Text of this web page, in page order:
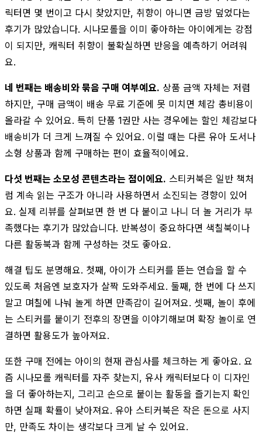
릭터면 몇 번이고 다시 찾았지만, 취향이 아니면 금방 덮었다는
후기가 많았습니다. 시나모롤을 이미 좋아하는 아이에게는 강점
이 되지만, 캐릭터 취향이 불확실하면 반응을 예측하기 어려워
요.
네 번째는 배송비와 묶음 구매 여부예요. 상품 금액 자체는 저렴
하지만, 구매 금액이 배송 무료 기준에 못 미치면 체감 총비용이
올라갈 수 있어요. 특히 단품 1권만 사는 경우에는 할인 체감보다
배송비가 더 크게 느껴질 수 있어요. 이럴 때는 다른 유아 도서나
소형 상품과 함께 구매하는 편이 효율적이에요.
다섯 번째는 소모성 콘텐츠라는 점이에요. 스티커북은 일반 책처
럼 계속 읽는 구조가 아니라 사용하면서 소진되는 경향이 있어
요. 실제 리뷰를 살펴보면 한 번 다 붙이고 나니 더 놀 거리가 부
족했다는 후기가 많았습니다. 반복성이 중요하다면 색칠북이나
다른 활동북과 함께 구성하는 것도 좋아요.
해결 팁도 분명해요. 첫째, 아이가 스티커를 뜯는 연습을 할 수
있도록 처음엔 보호자가 살짝 도와주세요. 둘째, 한 번에 다 쓰지
말고 며칠에 나눠 놀게 하면 만족감이 길어져요. 셋째, 놀이 후에
는 스티커를 붙이기 전후의 장면을 이야기해보며 확장 놀이로 연
결하면 활용도가 높아져요.
또한 구매 전에는 아이의 현재 관심사를 체크하는 게 좋아요. 요
즘 시나모롤 캐릭터를 자주 찾는지, 유사 캐릭터보다 이 디자인
을 더 좋아하는지, 그리고 손으로 붙이는 활동을 즐기는지 확인
하면 실패 확률이 낮아져요. 유아 스티커북은 작은 돈으로 사지
만, 만족도 차이는 생각보다 크게 날 수 있어요.